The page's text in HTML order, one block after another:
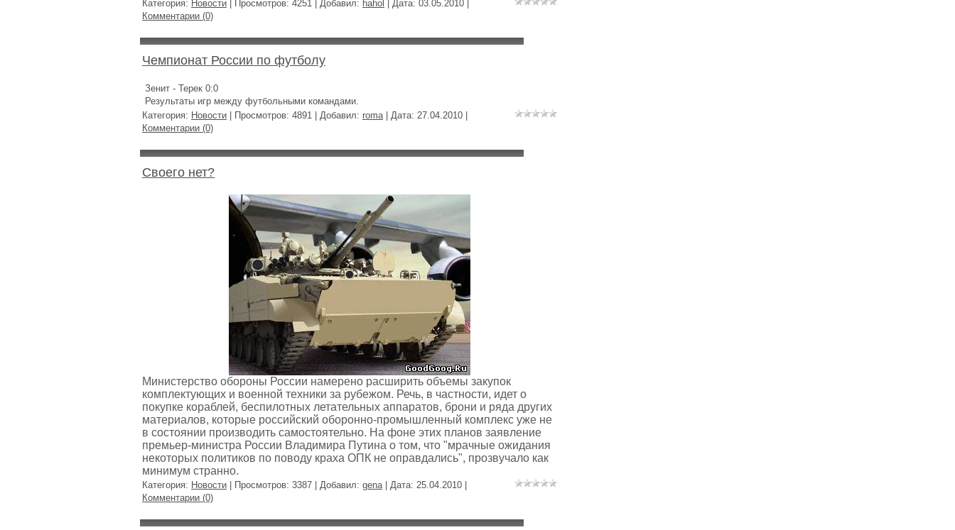
Категория: Новости | Просмотров: 4251 | Добавил: hahol | Дата: 03.05.2010
Комментарии (0)
Чемпионат России по футболу
Зенит - Терек 0:0
Результаты игр между футбольными командами.
Категория: Новости | Просмотров: 4891 | Добавил: roma| Дата: 27.04.2010
Комментарии (0)
Своего нет?
Министерство обороны России намерено расширить объемы закупок
комплектующих и военной техники за рубежом. Речь, в частности, идет о
покупке кораблей, беспилотных летательных аппаратов, брони и ряда других
материалов, которые российский оборонно-промышленный комплекс уже не
в состоянии производить самостоятельно. На фоне этих планов заявление
премьер-министра России Владимира Путина о том, что "мрачные ожидания
некоторых политиков по поводу краха ОПК не оправдались", прозвучало как
минимум странно.
Категория: Новости | Просмотров: 3387 | Добавил: gena| Дата: 25.04.2010
Комментарии (0)